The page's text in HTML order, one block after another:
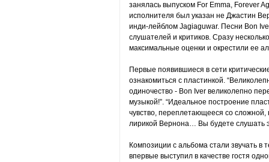
занялась выпуском For Emma, Forever
исполнителя был указан не Джастин
инди-лейблом Jagiaguwar. Песни Bon
слушателей и критиков. Сразу
максимальные оценки и окрестили ее
Первые появившиеся в сети
ознакомиться с пластинкой.
одиночество - Bon Iver великолепно
музыкой!”. “Идеальное построение
чувство, переплетающееся со сложной,
лирикой Вернона… Вы будете слушать
Композиции с альбома стали звучать в
впервые выступил в качестве гостя